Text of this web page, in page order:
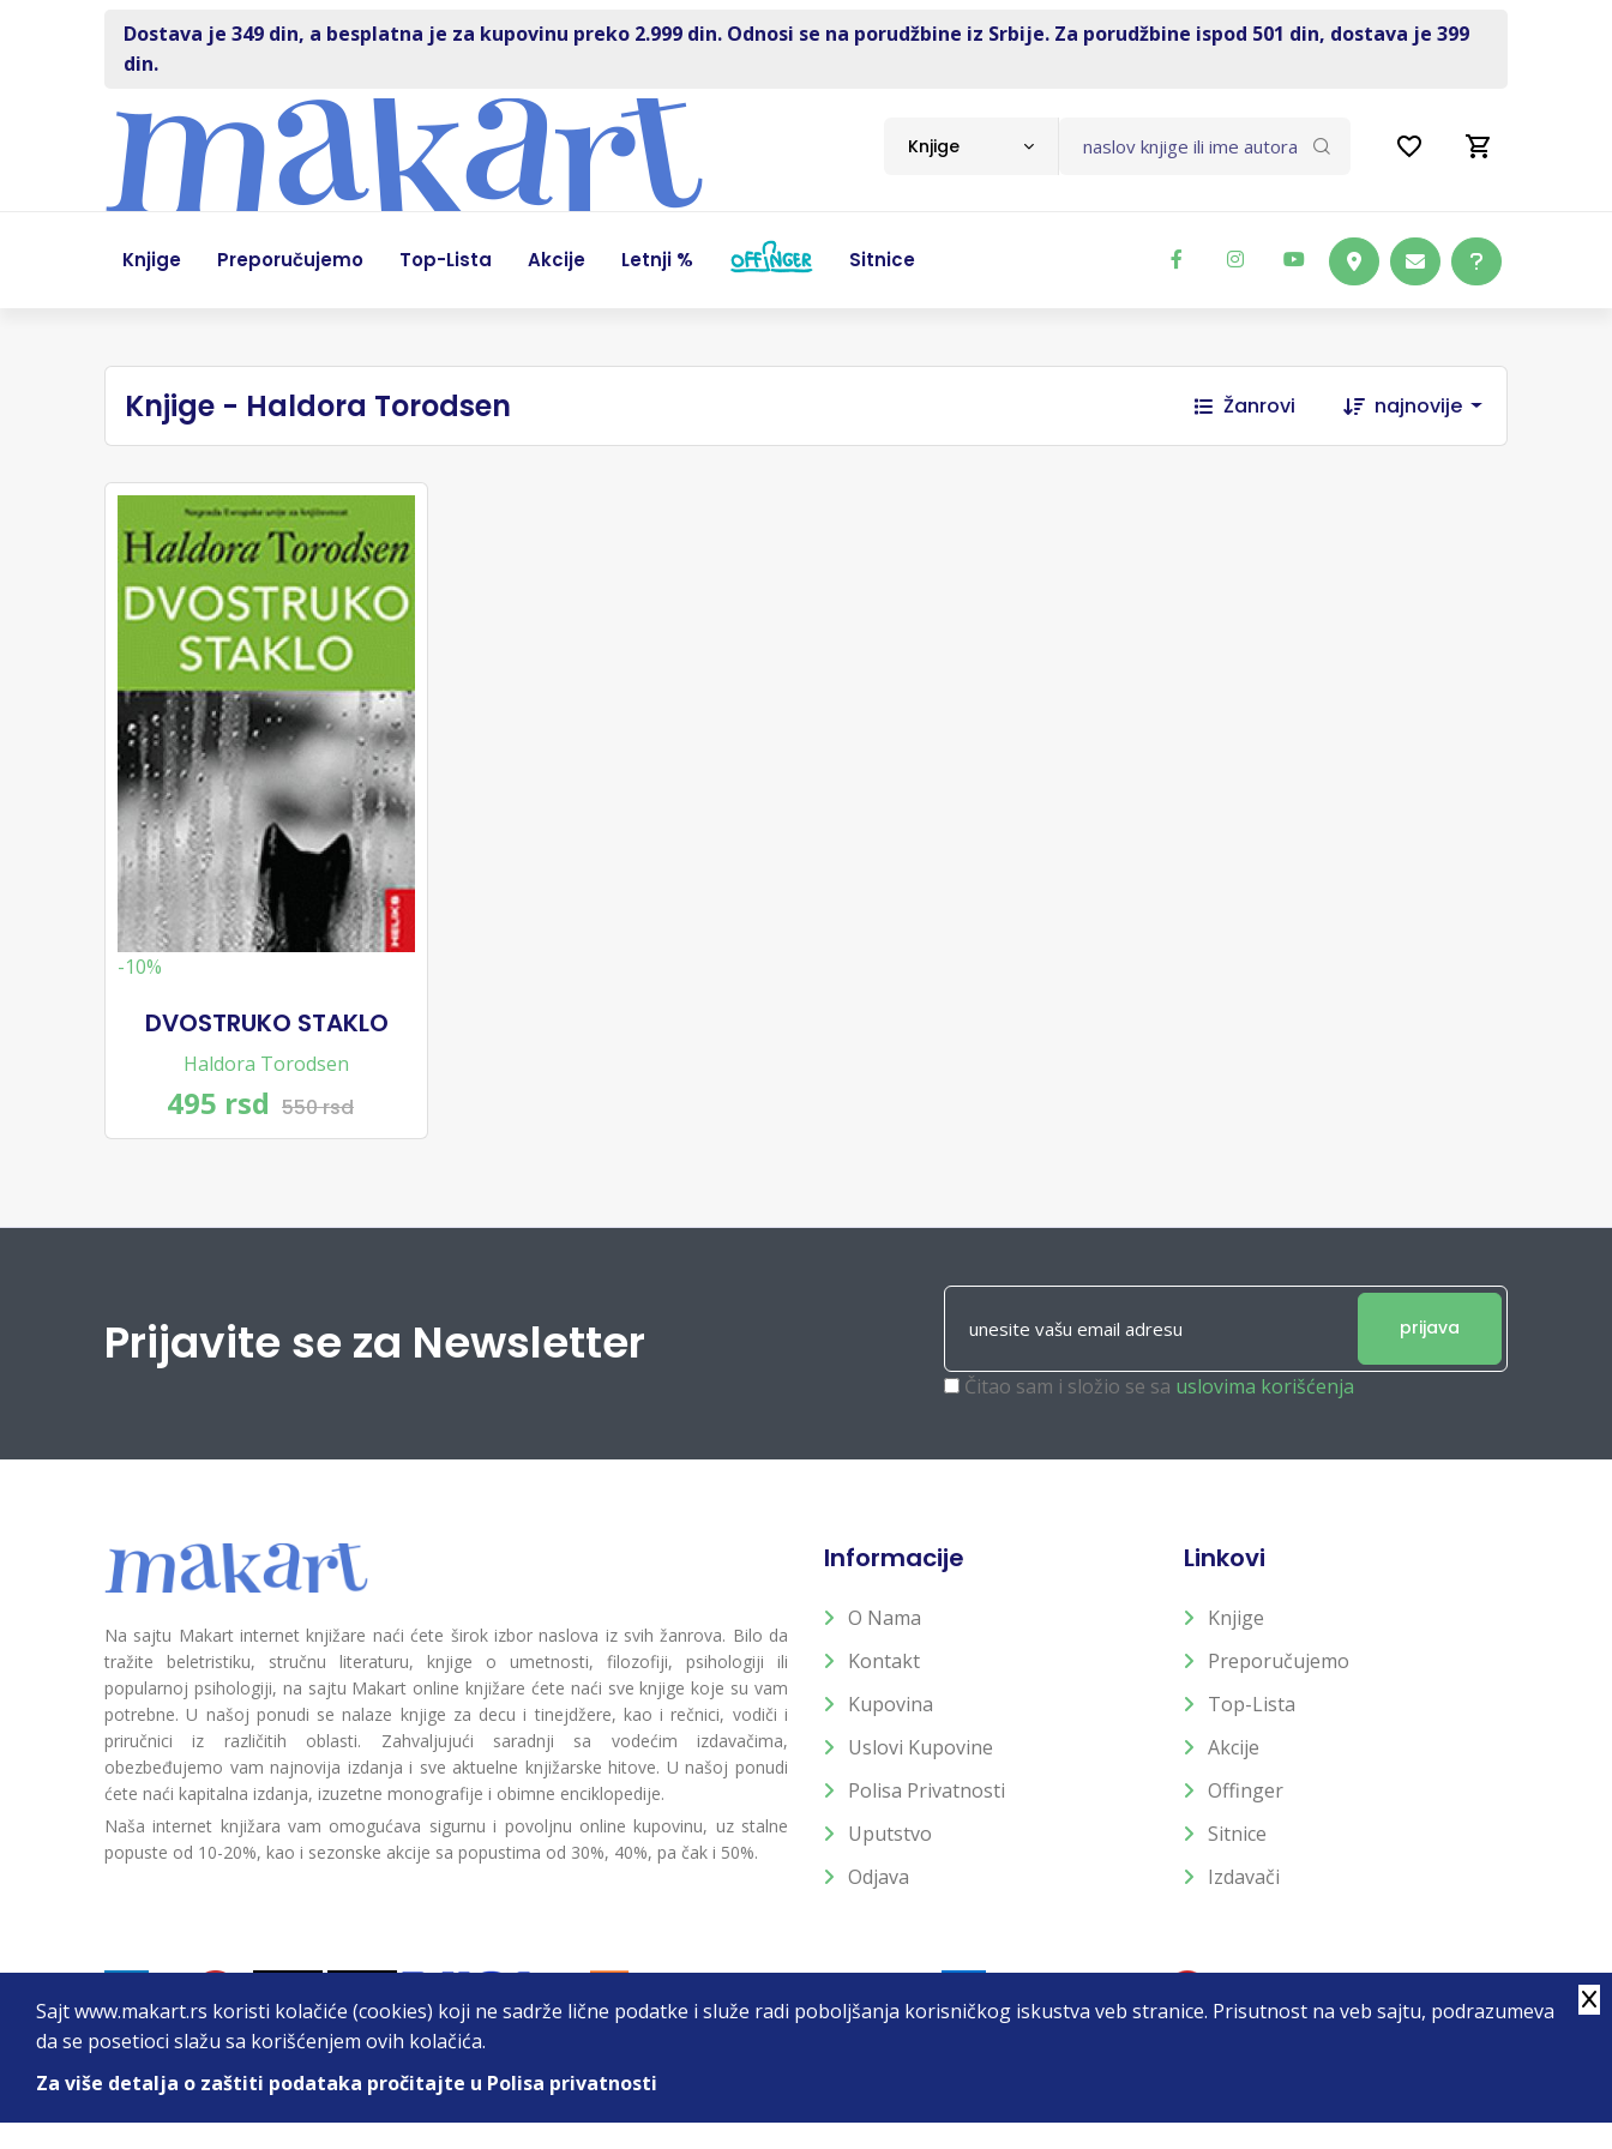
Sajt www.makart.rs koristi kolačiće (cookies) koji ne sadrže lične podatke i služe radi poboljšanja korisničkog iskustva veb stranice. Prisutnost na veb sajtu, podrazumeva
da se posetioci slažu sa korišćenjem ovih kolačića.
Za više detalja o zaštiti podataka pročitajte u Polisa privatnosti
Dostava je 349 din, a besplatna je za kupovinu preko 2.999 din. Odnosi se na porudžbine iz Srbije. Za porudžbine ispod 501 din, dostava je 399
din.
Knjige
Knjige Preporučujemo Top-Lista Akcije Letnji % Sitnice
Knjige - Haldora Torodsen Žanrovi najnovije
-10%
DVOSTRUKO STAKLO
Haldora Torodsen
495 rsd 550 rsd
Prijavite se za Newsletter prijava
Čitao sam i složio se sa uslovima korišćenja
Na sajtu Makart internet knjižare naći ćete širok izbor naslova iz svih žanrova. Bilo da
tražite beletristiku, stručnu literaturu, knjige o umetnosti, filozofiji, psihologiji ili
popularnoj psihologiji, na sajtu Makart online knjižare ćete naći sve knjige koje su vam
potrebne. U našoj ponudi se nalaze knjige za decu i tinejdžere, kao i rečnici, vodiči i
priručnici iz različitih oblasti. Zahvaljujući saradnji sa vodećim izdavačima,
obezbeđujemo vam najnovija izdanja i sve aktuelne knjižarske hitove. U našoj ponudi
ćete naći kapitalna izdanja, izuzetne monografije i obimne enciklopedije.
Naša internet knjižara vam omogućava sigurnu i povoljnu online kupovinu, uz stalne
popuste od 10-20%, kao i sezonske akcije sa popustima od 30%, 40%, pa čak i 50%.
Informacije
O Nama
Kontakt
Kupovina
Uslovi Kupovine
Polisa Privatnosti
Uputstvo
Odjava
Linkovi
Knjige
Preporučujemo
Top-Lista
Akcije
Offinger
Sitnice
Izdavači